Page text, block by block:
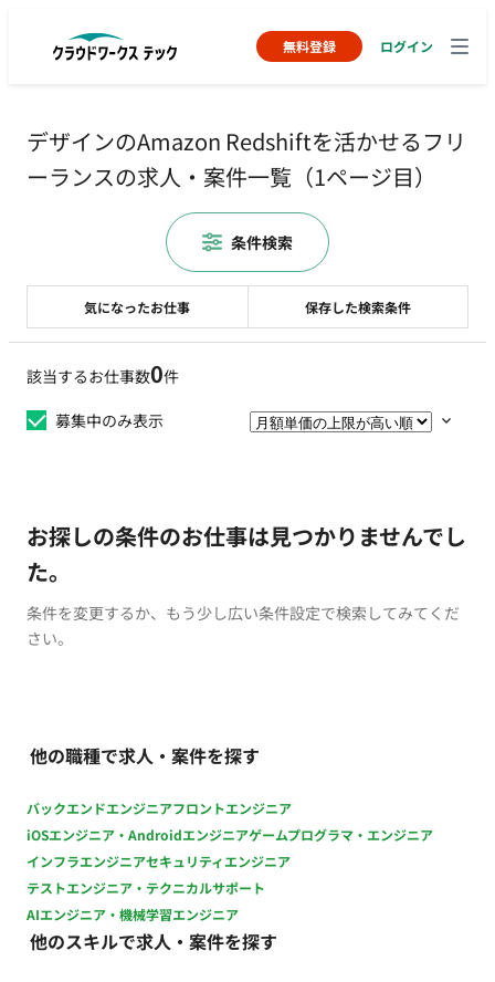
無料登録 ログイン
デザインのAmazon Redshiftを活かせるフリ
ーランスの求人・案件一覧（1ページ目）
該当するお仕事数0件
募集中のみ表示
お探しの条件のお仕事は見つかりませんでし
た。
条件を変更するか、もう少し広い条件設定で検索してみてくだ
さい。
他の職種で求人・案件を探す
バックエンドエンジニアフロントエンジニア
iOSエンジニア・Androidエンジニアゲームプログラマ・エンジニア
インフラエンジニアセキュリティエンジニア
テストエンジニア・テクニカルサポート
AIエンジニア・機械学習エンジニア
他のスキルで求人・案件を探す
気になったお仕事 保存した検索条件
条件検索